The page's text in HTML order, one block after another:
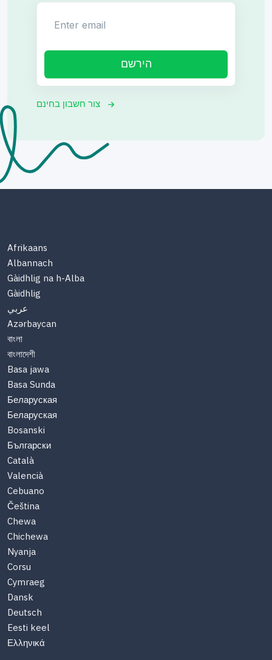
הירשם
צור חשבון בחינם
Afrikaans
Albannach
Gàidhlig na h-Alba
Gàidhlig
عربي
Azərbaycan
বাংলা
বাংলাদেশী
Basa jawa
Basa Sunda
Беларуская
Беларуская
Bosanski
Български
Català
Valencià
Cebuano
Čeština
Chewa
Chichewa
Nyanja
Corsu
Cymraeg
Dansk
Deutsch
Eesti keel
Ελληνικά